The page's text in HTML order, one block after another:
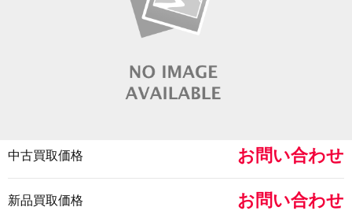
中古買取価格 お問い合わせ
新品買取価格 お問い合わせ